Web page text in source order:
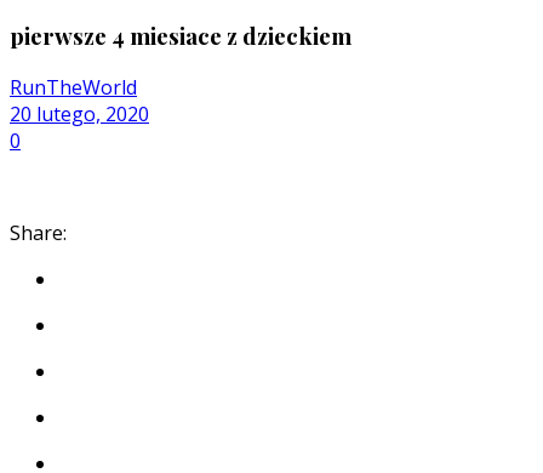
pierwsze 4 miesiace z dzieckiem
RunTheWorld
20 lutego, 2020
0
Share: